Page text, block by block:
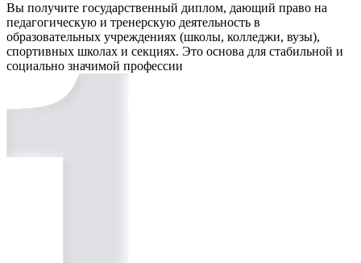
Вы получите государственный диплом, дающий право на
педагогическую и тренерскую деятельность в
образовательных учреждениях (школы, колледжи, вузы),
спортивных школах и секциях. Это основа для стабильной и
социально значимой профессии